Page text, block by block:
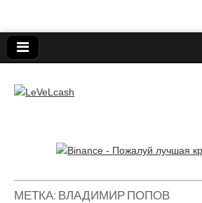
LeVeLcash
МЕТКА: ВЛАДИМИР ПОПОВ